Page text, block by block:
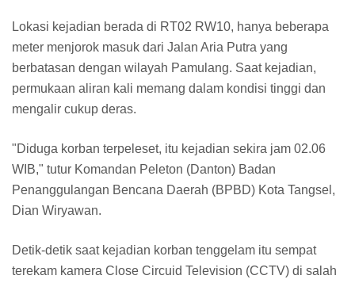
Lokasi kejadian berada di RT02 RW10, hanya beberapa
meter menjorok masuk dari Jalan Aria Putra yang
berbatasan dengan wilayah Pamulang. Saat kejadian,
permukaan aliran kali memang dalam kondisi tinggi dan
mengalir cukup deras.
"Diduga korban terpeleset, itu kejadian sekira jam 02.06
WIB," tutur Komandan Peleton (Danton) Badan
Penanggulangan Bencana Daerah (BPBD) Kota Tangsel,
Dian Wiryawan.
Detik-detik saat kejadian korban tenggelam itu sempat
terekam kamera Close Circuid Television (CCTV) di salah